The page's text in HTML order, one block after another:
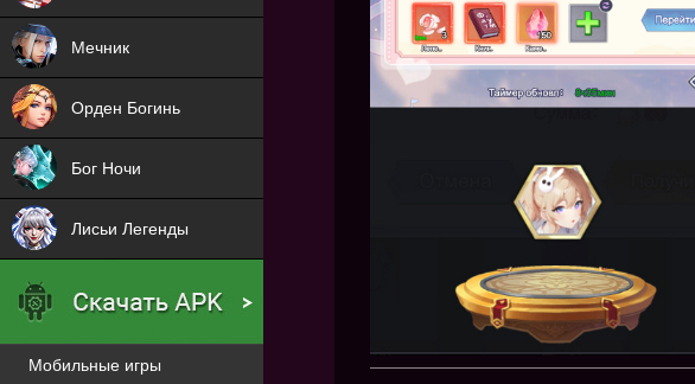
Мечник
Орден Богинь
Бог Ночи
Лисьи Легенды
Мобильные игры